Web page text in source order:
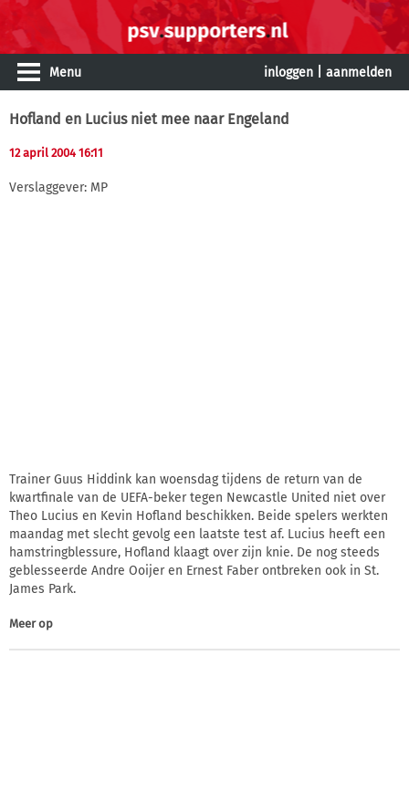
Menu inloggen aanmelden
Hofland en Lucius niet mee naar Engeland
12 april 2004 16:11
Verslaggever: MP
Trainer Guus Hiddink kan woensdag tijdens de return van de
kwartfinale van de UEFA-beker tegen Newcastle United niet over
Theo Lucius en Kevin Hofland beschikken. Beide spelers werkten
maandag met slecht gevolg een laatste test af. Lucius heeft een
hamstringblessure, Hofland klaagt over zijn knie. De nog steeds
geblesseerde Andre Ooijer en Ernest Faber ontbreken ook in St.
James Park.
Meer op